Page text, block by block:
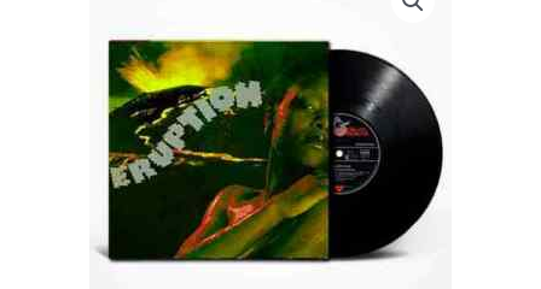
CLASSIC
JAZZ&BLUES